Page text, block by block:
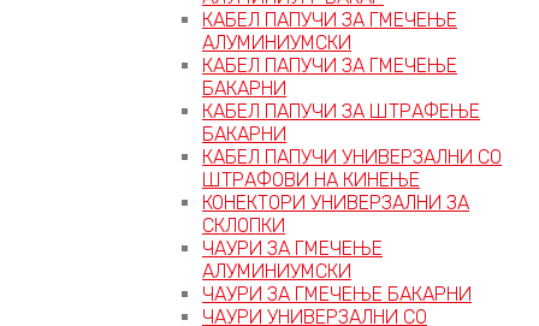
КАБЕЛ ПАПУЧИ ЗА ГМЕЧЕЊЕ
АЛУМИНИУМСКИ
КАБЕЛ ПАПУЧИ ЗА ГМЕЧЕЊЕ
БАКАРНИ
КАБЕЛ ПАПУЧИ ЗА ШТРАФЕЊЕ
БАКАРНИ
КАБЕЛ ПАПУЧИ УНИВЕРЗАЛНИ СО
ШТРАФОВИ НА КИНЕЊЕ
КОНЕКТОРИ УНИВЕРЗАЛНИ ЗА
СКЛОПКИ
ЧАУРИ ЗА ГМЕЧЕЊЕ
АЛУМИНИУМСКИ
ЧАУРИ ЗА ГМЕЧЕЊЕ БАКАРНИ
ЧАУРИ УНИВЕРЗАЛНИ СО